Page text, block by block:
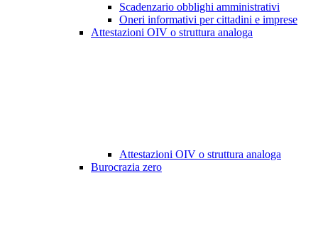
Scadenzario obblighi amministrativi
Oneri informativi per cittadini e imprese
Attestazioni OIV o struttura analoga
Attestazioni OIV o struttura analoga
Burocrazia zero